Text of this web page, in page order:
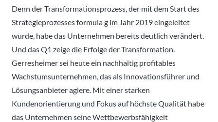
Denn der Transformationsprozess, der mit dem Start des
Strategieprozesses formula g im Jahr 2019 eingeleitet
wurde, habe das Unternehmen bereits deutlich verändert.
Und das Q1 zeige die Erfolge der Transformation.
Gerresheimer sei heute ein nachhaltig profitables
Wachstumsunternehmen, das als Innovationsführer und
Lösungsanbieter agiere. Mit einer starken
Kundenorientierung und Fokus auf höchste Qualität habe
das Unternehmen seine Wettbewerbsfähigkeit